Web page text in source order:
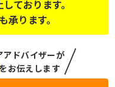
ております。
承ります。
ドバイザーが
お伝えします